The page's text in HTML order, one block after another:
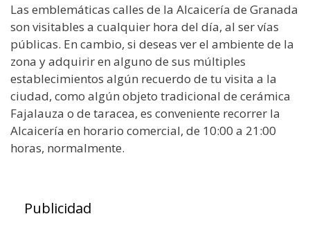
Las emblemáticas calles de la Alcaicería de Granada
son visitables a cualquier hora del día, al ser vías
públicas. En cambio, si deseas ver el ambiente de la
zona y adquirir en alguno de sus múltiples
establecimientos algún recuerdo de tu visita a la
ciudad, como algún objeto tradicional de cerámica
Fajalauza o de taracea, es conveniente recorrer la
Alcaicería en horario comercial, de 10:00 a 21:00
horas, normalmente.
Publicidad